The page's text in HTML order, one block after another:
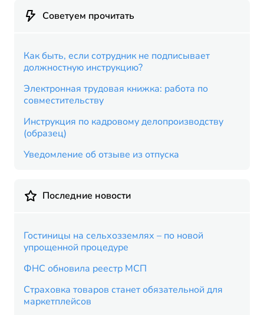
Советуем прочитать
Как быть, если сотрудник не подписывает
должностную инструкцию?
Электронная трудовая книжка: работа по
совместительству
Инструкция по кадровому делопроизводству
(образец)
Уведомление об отзыве из отпуска
Последние новости
Гостиницы на сельхозземлях – по новой
упрощенной процедуре
ФНС обновила реестр МСП
Страховка товаров станет обязательной для
маркетплейсов